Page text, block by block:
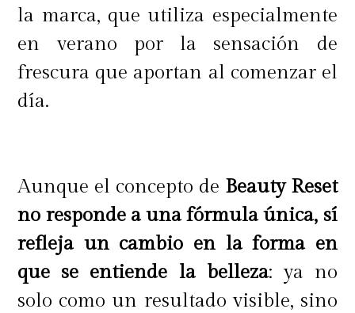
la marca, que utiliza especialmente
en verano por la sensación de
frescura que aportan al comenzar el
día.
Aunque el concepto de Beauty Reset
no responde a una fórmula única, sí
refleja un cambio en la forma en
que se entiende la belleza: ya no
solo como un resultado visible, sino